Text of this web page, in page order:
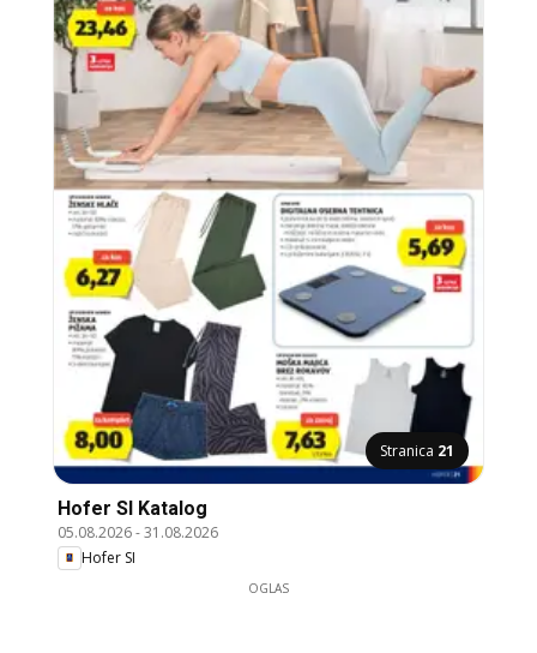
Stranica 21
Hofer SI Katalog
05.08.2026-31.08.2026
Hofer SI
OGLAS